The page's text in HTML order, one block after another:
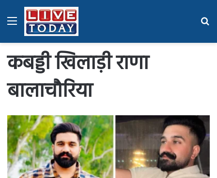
Menu
कबड्डी खिलाड़ी राणा
बालाचौरिया